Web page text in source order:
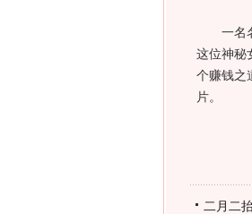
一名名
这位神秘
个赚钱之
片。
二月二